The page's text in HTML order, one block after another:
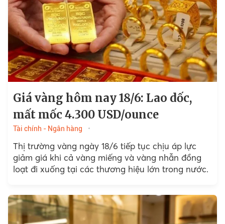
Giá vàng hôm nay 18/6: Lao dốc,
mất mốc 4.300 USD/ounce
Tài chính - Ngân hàng
Thị trường vàng ngày 18/6 tiếp tục chịu áp lực
giảm giá khi cả vàng miếng và vàng nhẫn đồng
loạt đi xuống tại các thương hiệu lớn trong nước.